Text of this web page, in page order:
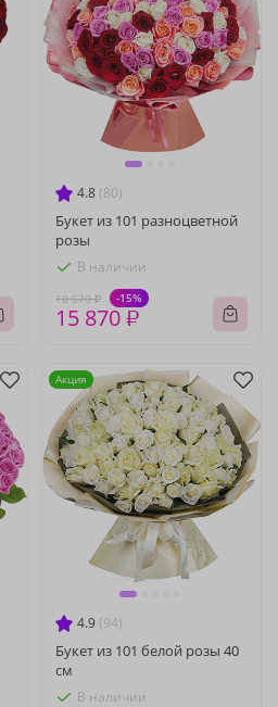
4.8 (80)
Букет из 101 разноцветной
розы
В наличии
18 670 ₽ -15%
15 870 ₽
4.9 (94)
Букет из 101 белой розы 40
см
В наличии
Акция